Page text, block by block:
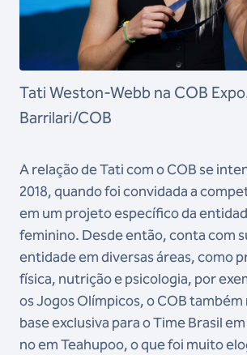
Tati Weston-Webb na COB
Barrilari/COB
A relação de Tati com o COB se
2018, quando foi convidada a
em um projeto específico da
feminino. Desde então, conta com
entidade em diversas áreas, como
física, nutrição e psicologia, por
os Jogos Olímpicos, o COB
base exclusiva para o Time Brasil
no em Teahupoo, o que foi muito